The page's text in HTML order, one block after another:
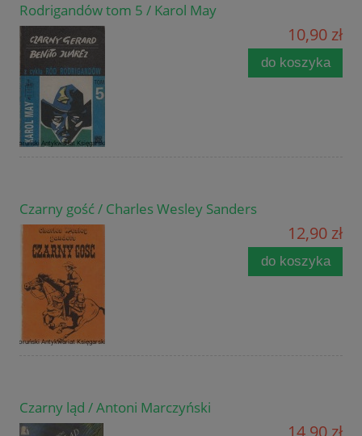
Rodrigandów tom 5 / Karol May
10,90 zł
do koszyka
Czarny gość / Charles Wesley Sanders
12,90 zł
do koszyka
Czarny ląd / Antoni Marczyński